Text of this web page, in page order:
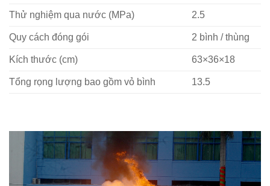
Thử nghiệm qua nước (MPa) 2.5
Quy cách đóng gói 2 bình / thùng
Kích thước (cm) 63×36×18
Tổng rọng lượng bao gồm vỏ bình 13.5